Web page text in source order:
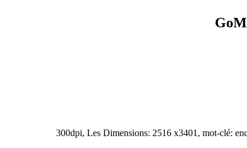
300dpi, Les Dimensions: 2516 x3401, mot-clé: